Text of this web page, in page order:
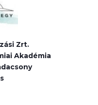
Zrt.
Akadémia